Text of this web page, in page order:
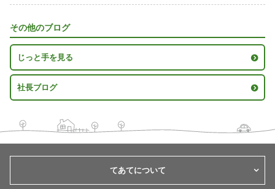
その他のブログ
じっと手を見る
社長ブログ
てあてについて